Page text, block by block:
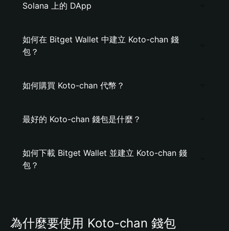
Solana 上的 DApp
如何在 Bitget Wallet 中建立 Koto-chan 錢
包？
如何購買 Koto-chan 代幣？
最好的 Koto-chan 錢包是什麼？
如何下載 Bitget Wallet 並建立 Koto-chan 錢
包？
為什麼要使用 Koto-chan 錢包